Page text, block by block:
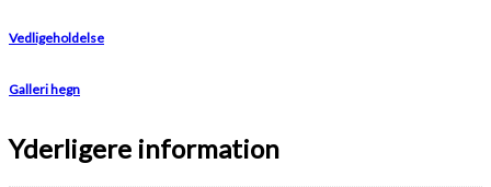
Vedligeholdelse
Galleri hegn
Yderligere information